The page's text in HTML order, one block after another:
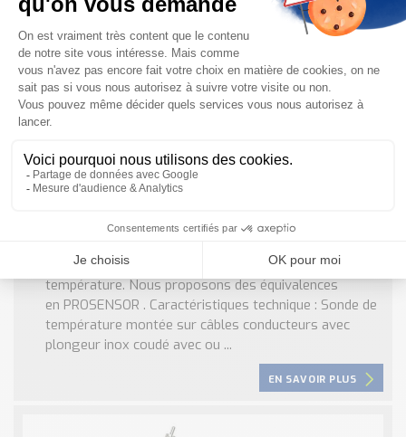
EN SAVOIR PLUS
KIMO Instruments ne produit plus de sondes de
température. Nous proposons des équivalences
en PROSENSOR . Caractéristiques technique : Sonde de
température montée sur câbles conducteurs avec
plongeur inox coudé avec ou ...
EN SAVOIR PLUS